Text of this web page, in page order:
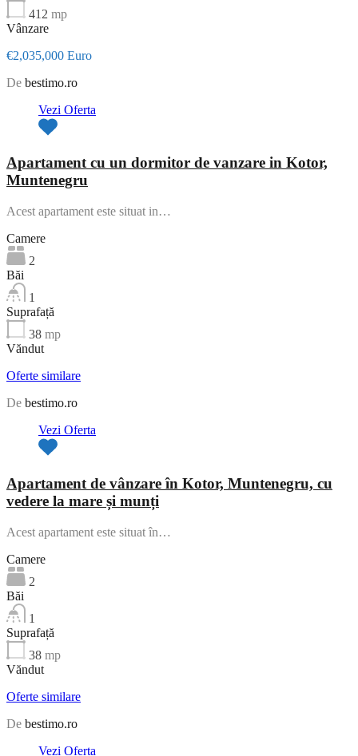
412 mp
Vânzare
€2,035,000 Euro
De bestimo.ro
Vezi Oferta
Apartament cu un dormitor de vanzare in Kotor,
Muntenegru
Acest apartament este situat in…
Camere
2
Băi
1
Suprafață
38 mp
Văndut
Oferte similare
De bestimo.ro
Vezi Oferta
Apartament de vânzare în Kotor, Muntenegru, cu
vedere la mare și munți
Acest apartament este situat în…
Camere
2
Băi
1
Suprafață
38 mp
Văndut
Oferte similare
De bestimo.ro
Vezi Oferta